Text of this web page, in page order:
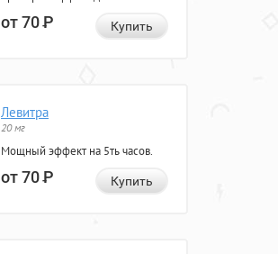
от 70Р Купить
Левитра
20 мг
Мощный эффект на 5ть часов.
от 70Р Купить